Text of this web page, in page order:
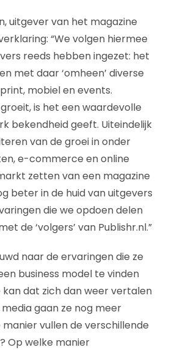
uitgever van het magazine
“We volgen hiermee
reeds hebben ingezet: het
met daar ‘omheen’ diverse
mobiel en events.
is het een waardevolle
bekendheid geeft. Uiteindelijk
van de groei in onder
e-commerce en online
zetten van een magazine
beter in de huid van uitgevers
die we opdoen delen
de ‘volgers’ van Publishr.nl.”
naar de ervaringen die ze
business model te vinden
dat zich dan weer vertalen
gaan ze nog meer
vullen de verschillende
Op welke manier